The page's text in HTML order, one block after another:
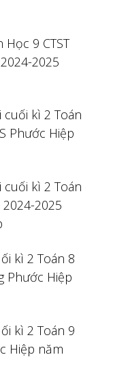
9 CTST
2025
kì 2 Toán
Phước Hiệp
kì 2 Toán
2024-2025
kì 2 Toán 8
Phước Hiệp
kì 2 Toán 9
Hiệp năm